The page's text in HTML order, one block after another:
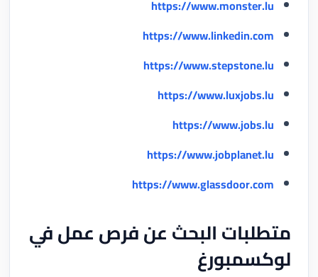
https://www.monster.lu
https://www.linkedin.com
https://www.stepstone.lu
https://www.luxjobs.lu
https://www.jobs.lu
https://www.jobplanet.lu
https://www.glassdoor.com
متطلبات البحث عن فرص عمل في
لوكسمبورغ